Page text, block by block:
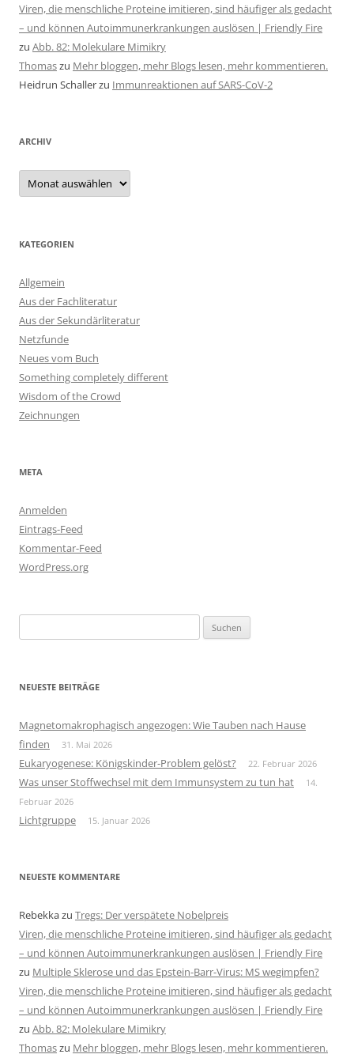
Viren, die menschliche Proteine imitieren, sind häufiger als gedacht
– und können Autoimmunerkrankungen auslösen | Friendly Fire
zu Abb. 82: Molekulare Mimikry
Thomaszu Mehr bloggen, mehr Blogs lesen, mehr kommentieren.
Heidrun Schallerzu Immunreaktionen auf SARS-CoV-2
ARCHIV
Archiv
KATEGORIEN
Allgemein
Aus der Fachliteratur
Aus der Sekundärliteratur
Netzfunde
Neues vom Buch
Something completely different
Wisdom of the Crowd
Zeichnungen
META
Anmelden
Eintrags-Feed
Kommentar-Feed
WordPress.org
nach:
NEUESTE BEITRÄGE
Magnetomakrophagisch angezogen: Wie Tauben nach Hause
finden
31. Mai 2026
Eukaryogenese: Königskinder-Problem gelöst? 22. Februar 2026
Was unser Stoffwechsel mit dem Immunsystem zu tun hat
14.
Februar 2026
Lichtgruppe 15. Januar 2026
NEUESTE KOMMENTARE
Rebekkazu Tregs: Der verspätete Nobelpreis
Viren, die menschliche Proteine imitieren, sind häufiger als gedacht
– und können Autoimmunerkrankungen auslösen | Friendly Fire
zu Multiple Sklerose und das Epstein-Barr-Virus: MS wegimpfen?
Viren, die menschliche Proteine imitieren, sind häufiger als gedacht
– und können Autoimmunerkrankungen auslösen | Friendly Fire
zu Abb. 82: Molekulare Mimikry
Thomaszu Mehr bloggen, mehr Blogs lesen, mehr kommentieren.